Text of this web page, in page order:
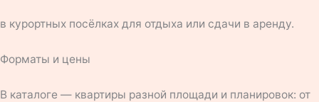
в курортных посёлках для отдыха или сдачи в аренду.
Форматы и цены
В каталоге — квартиры разной площади и планировок: от